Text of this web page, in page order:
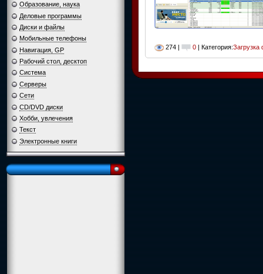
Образование, наука
Деловые программы
Диски и файлы
Мобильные телефоны
Навигация, GP
Рабочий стол, десктоп
Система
Серверы
Сети
CD/DVD диски
Хобби, увлечения
Текст
Электронные книги
274 | 0 | Категория:Загрузка